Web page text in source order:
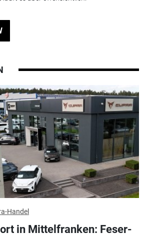
Handel
in Mittelfranken: Feser-